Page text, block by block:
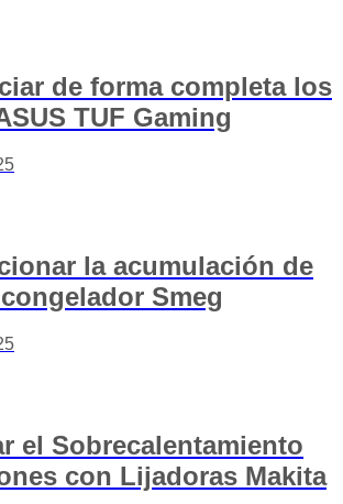
de forma completa los
TUF Gaming
la acumulación de
Smeg
el Sobrecalentamiento
con Lijadoras Makita